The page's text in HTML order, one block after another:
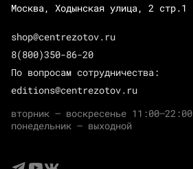
Москва, Ходынская улица, 2 стр.1
shop@centrezotov.ru
8(800)350-86-20
По вопросам сотрудничества:
editions@centrezotov.ru
вторник — воскресенье 11:00–22:00
понедельник — выходной